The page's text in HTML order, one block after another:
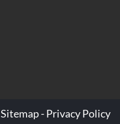
Sitemap-Privacy Policy